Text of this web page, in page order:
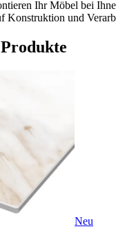
Ihr Möbel bei
Konstruktion und
Neu